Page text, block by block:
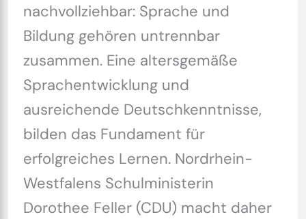
nachvollziehbar: Sprache und
Bildung gehören untrennbar
zusammen. Eine altersgemäße
Sprachentwicklung und
ausreichende Deutschkenntnisse,
bilden das Fundament für
erfolgreiches Lernen. Nordrhein-
Westfalens Schulministerin
Dorothee Feller (CDU) macht daher